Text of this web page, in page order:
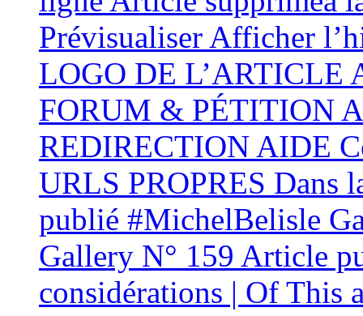
Prévisualiser Afficher
LOGO DE L’ARTICLE
FORUM & PÉTITION
REDIRECTION AIDE
URLS PROPRES Dans
publié #MichelBelisle
Gallery N° 159 Article
considérations | Of This